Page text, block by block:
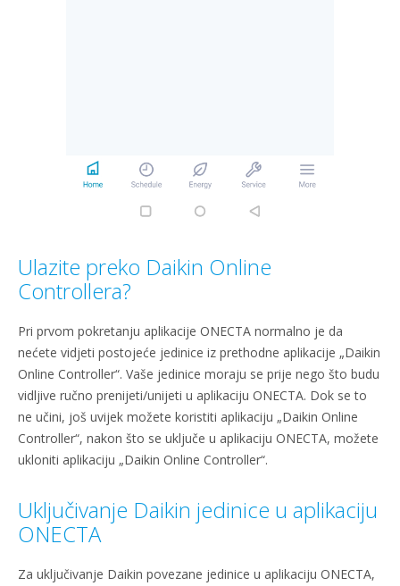
Ulazite preko Daikin Online
Controllera?
Pri prvom pokretanju aplikacije ONECTA normalno je da
nećete vidjeti postojeće jedinice iz prethodne aplikacije „Daikin
Online Controller“. Vaše jedinice moraju se prije nego što budu
vidljive ručno prenijeti/unijeti u aplikaciju ONECTA. Dok se to
ne učini, još uvijek možete koristiti aplikaciju „Daikin Online
Controller“, nakon što se uključe u aplikaciju ONECTA, možete
ukloniti aplikaciju „Daikin Online Controller“.
Uključivanje Daikin jedinice u aplikaciju
ONECTA
Za uključivanje Daikin povezane jedinice u aplikaciju ONECTA,